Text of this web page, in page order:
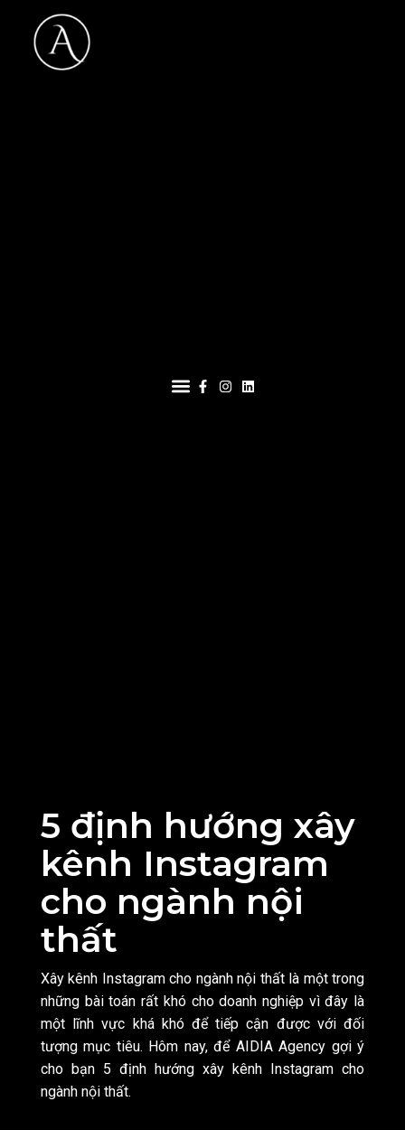
5 định hướng xây
kênh Instagram
cho ngành nội
thất
Xây kênh Instagram cho ngành nội thất là một trong
những bài toán rất khó cho doanh nghiệp vì đây là
một lĩnh vực khá khó để tiếp cận được với đối
tượng mục tiêu. Hôm nay, để AIDIA Agency gợi ý
cho bạn 5 định hướng xây kênh Instagram cho
ngành nội thất.